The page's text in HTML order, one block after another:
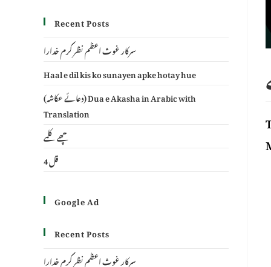
Recent Posts
سرکار غوث اعظم نظر کرم خدارا
Haal e dil kis ko sunayen apke hotay hue
(دعائے عکاشہ) Dua e Akasha in Arabic with
Translation
چھے کلمے
4 قل
Google Ad
Recent Posts
سرکار غوث اعظم نظر کرم خدارا